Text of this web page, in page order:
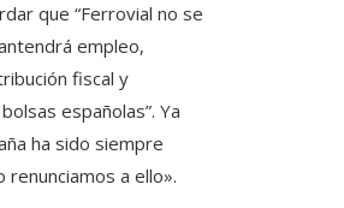
que “Ferrovial no se
empleo,
fiscal y
españolas”. Ya
ha sido siempre
a ello».